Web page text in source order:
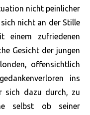
nicht peinlicher
nicht an der Stille
zufriedenen
Gesicht der jungen
offensichtlich
ins
sich dazu durch, zu
selbst ob seiner